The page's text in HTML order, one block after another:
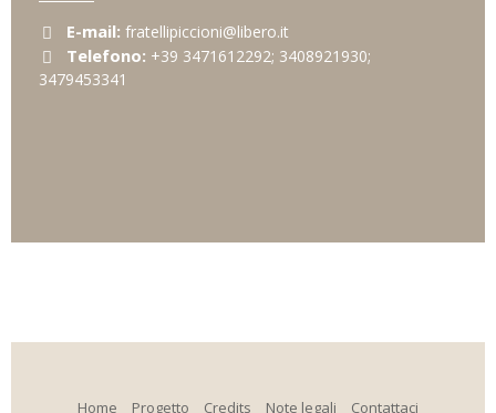
E-mail: fratellipiccioni@libero.it
Telefono: +39 3471612292; 3408921930;
3479453341
Home Progetto Credits Note legali Contattaci